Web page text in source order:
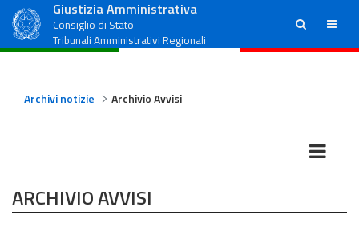
Giustizia Amministrativa
Consiglio di Stato
Tribunali Amministrativi Regionali
ricerca menu
Archivi notizie Archivio Avvisi
ARCHIVIO AVVISI